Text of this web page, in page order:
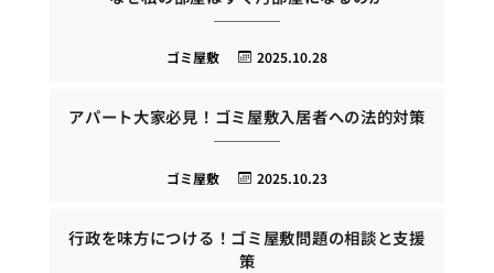
2025.10.28
ゴミ屋敷
アパート大家必見！ゴミ屋敷入居者への法的対策
2025.10.23
ゴミ屋敷
行政を味方につける！ゴミ屋敷問題の相談と支援
策